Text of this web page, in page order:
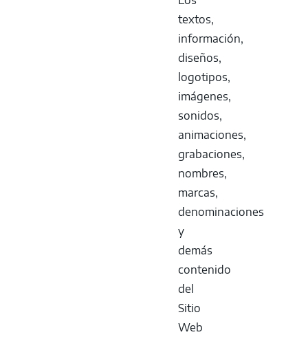
textos,
información,
diseños,
logotipos,
imágenes,
sonidos,
animaciones,
grabaciones,
nombres,
marcas,
denominaciones
y
demás
contenido
del
Sitio
Web